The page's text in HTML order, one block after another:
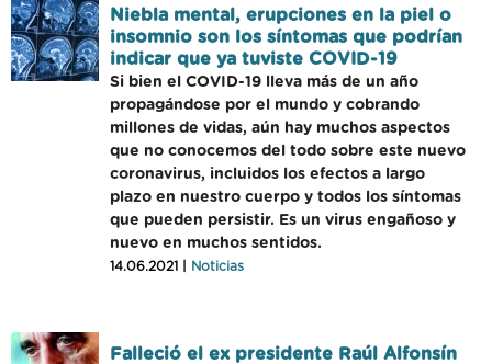
Niebla mental, erupciones en la piel o
insomnio son los síntomas que podrían
indicar que ya tuviste COVID-19
Si bien el COVID-19 lleva más de un año
propagándose por el mundo y cobrando
millones de vidas, aún hay muchos aspectos
que no conocemos del todo sobre este nuevo
coronavirus, incluidos los efectos a largo
plazo en nuestro cuerpo y todos los síntomas
que pueden persistir. Es un virus engañoso y
nuevo en muchos sentidos.
14.06.2021 | Noticias
Falleció el ex presidente Raúl Alfonsín